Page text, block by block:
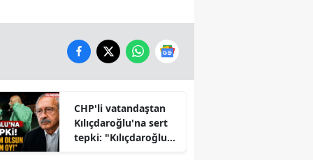
CHP'li vatandaştan
Kılıçdaroğlu'na sert
tepki: "Kılıçdaroğlu